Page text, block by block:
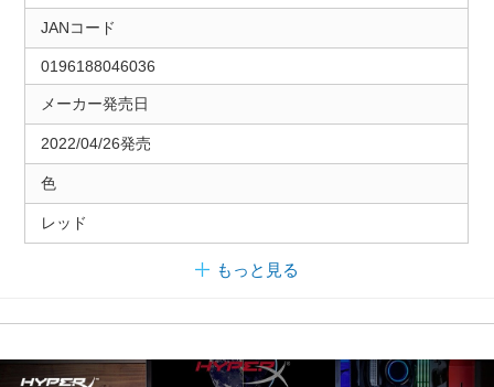
JANコード
0196188046036
メーカー発売日
2022/04/26発売
色
レッド
もっと見る